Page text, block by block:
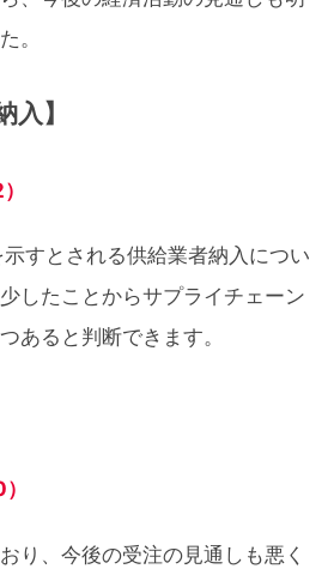
。
入】
すとされる供給業者納入につい
したことからサプライチェーン
あると判断できます。
り、今後の受注の見通しも悪く